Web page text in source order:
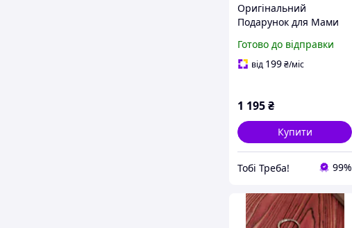
Оригінальний
Подарунок для Мами
вітальною карткою
повідомлення у
Готово до відправки
від 199₴/міс
1 195₴
Купити
Тобі Треба! 99%